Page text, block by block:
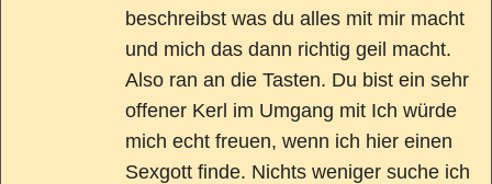
beschreibst was du alles mit mir macht
und mich das dann richtig geil macht.
Also ran an die Tasten. Du bist ein sehr
offener Kerl im Umgang mit Ich würde
mich echt freuen, wenn ich hier einen
Sexgott finde. Nichts weniger suche ich